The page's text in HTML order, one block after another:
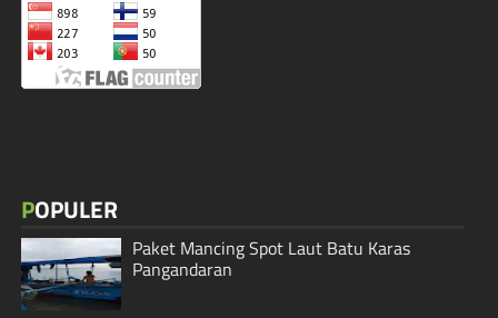
POPULER
Paket Mancing Spot Laut Batu Karas
Pangandaran